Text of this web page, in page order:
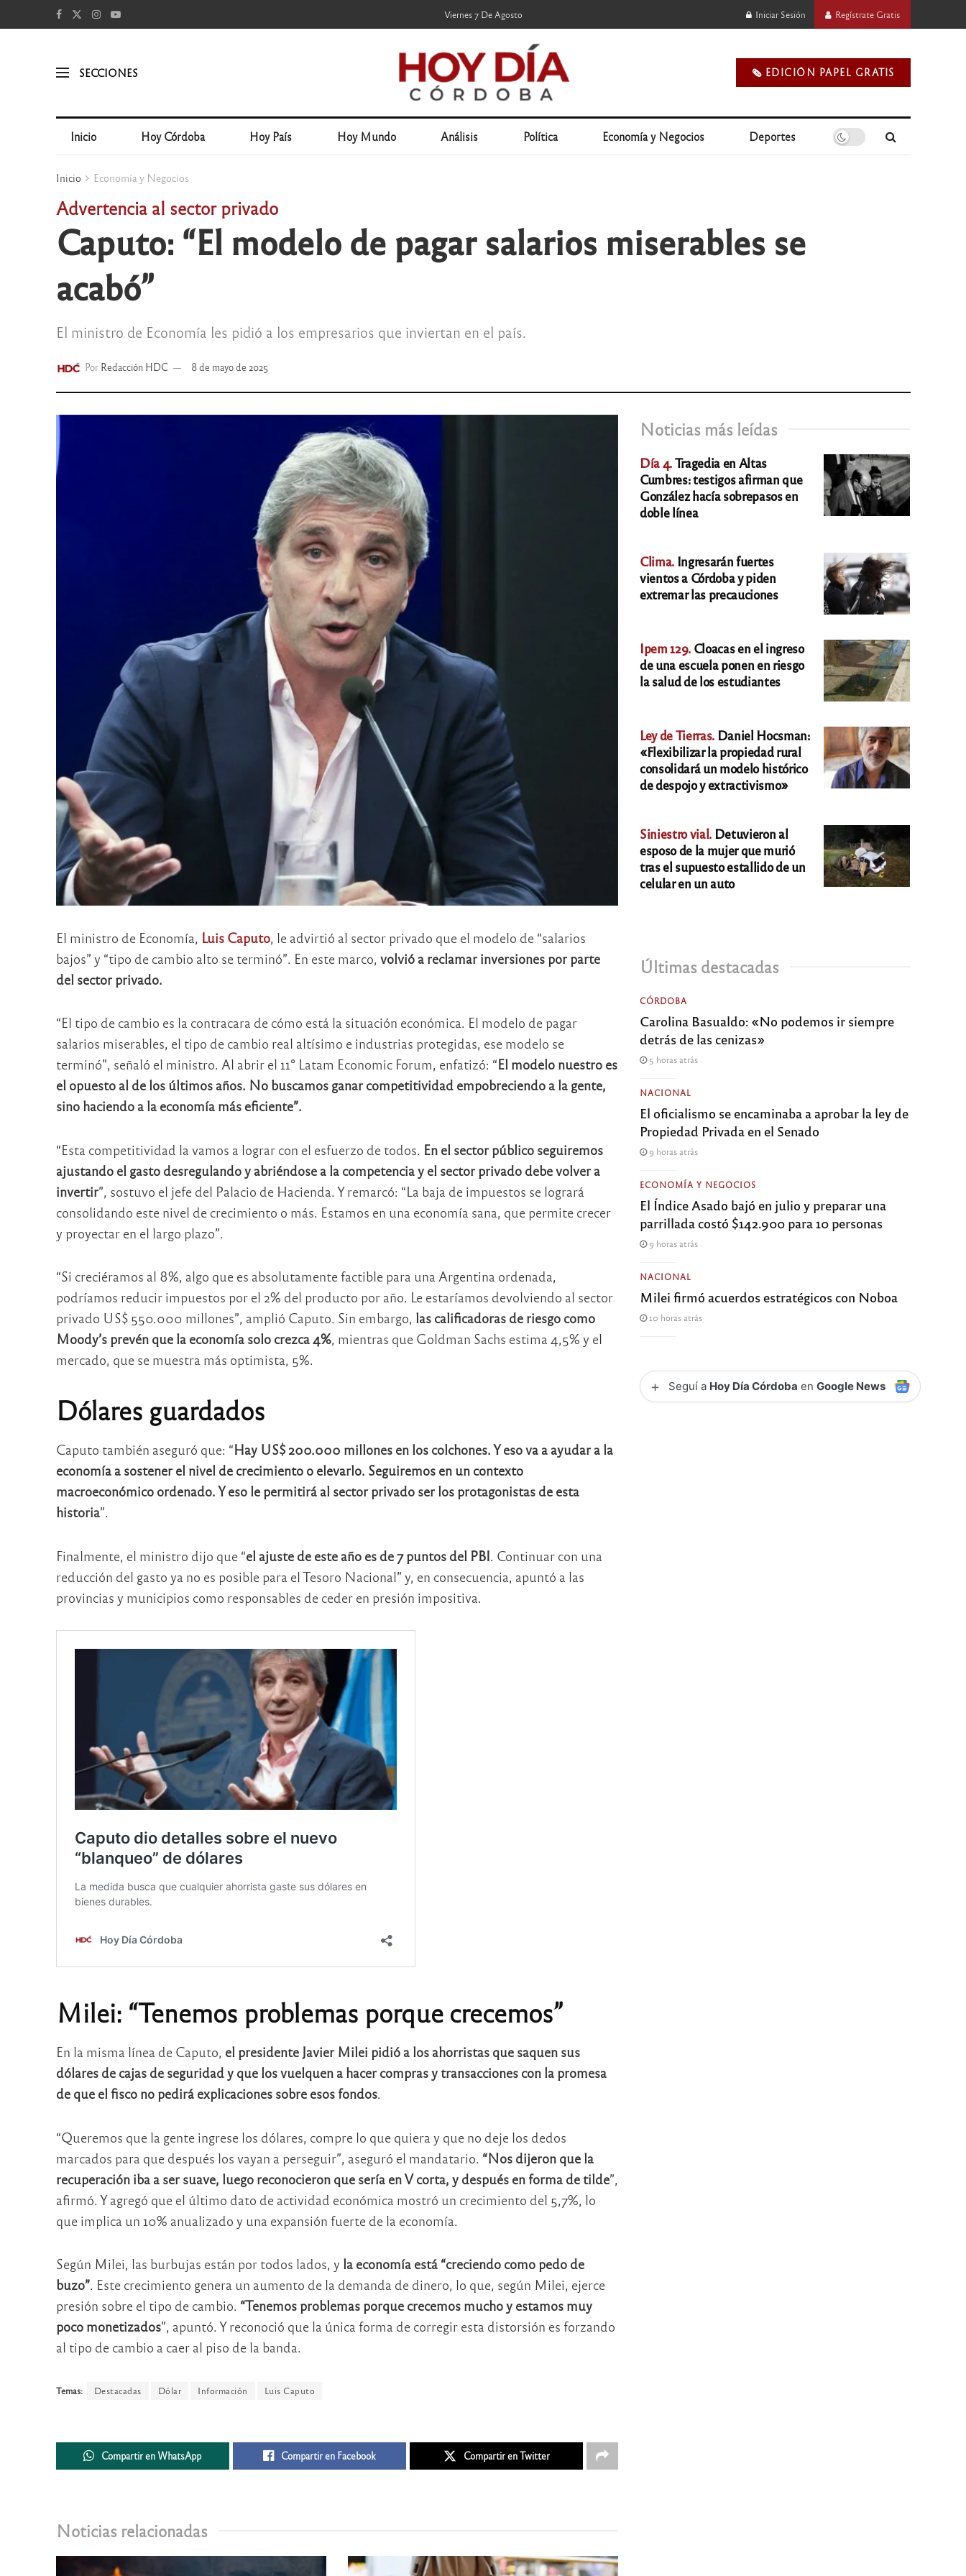
Viernes 7 De Agosto Iniciar Sesión Regístrate Gratis
SECCIONES 🗞️ EDICIÓN PAPEL GRATIS
Inicio Hoy Córdoba Hoy País Hoy Mundo Análisis Política Economía y Negocios Deportes
Inicio Economía y Negocios
Advertencia al sector privado
Caputo: “El modelo de pagar salarios miserables se
acabó”
El ministro de Economía les pidió a los empresarios que inviertan en el país.
Por Redacción HDC 8 de mayo de 2025
El ministro de Economía, Luis Caputo, le advirtió al sector privado que el modelo de “salarios
bajos” y “tipo de cambio alto se terminó”. En este marco, volvió a reclamar inversiones por parte
del sector privado.
“El tipo de cambio es la contracara de cómo está la situación económica. El modelo de pagar
salarios miserables, el tipo de cambio real altísimo e industrias protegidas, ese modelo se
terminó”, señaló el ministro. Al abrir el 11° Latam Economic Forum, enfatizó: “El modelo nuestro es
el opuesto al de los últimos años. No buscamos ganar competitividad empobreciendo a la gente,
sino haciendo a la economía más eficiente”.
“Esta competitividad la vamos a lograr con el esfuerzo de todos. En el sector público seguiremos
ajustando el gasto desregulando y abriéndose a la competencia y el sector privado debe volver a
invertir”, sostuvo el jefe del Palacio de Hacienda. Y remarcó: “La baja de impuestos se logrará
consolidando este nivel de crecimiento o más. Estamos en una economía sana, que permite crecer
y proyectar en el largo plazo”.
“Si creciéramos al 8%, algo que es absolutamente factible para una Argentina ordenada,
podríamos reducir impuestos por el 2% del producto por año. Le estaríamos devolviendo al sector
privado US$ 550.000 millones”, amplió Caputo. Sin embargo, las calificadoras de riesgo como
Moody’s prevén que la economía solo crezca 4%, mientras que Goldman Sachs estima 4,5% y el
mercado, que se muestra más optimista, 5%.
Dólares guardados
Caputo también aseguró que: “Hay US$ 200.000 millones en los colchones. Y eso va a ayudar a la
economía a sostener el nivel de crecimiento o elevarlo. Seguiremos en un contexto
macroeconómico ordenado. Y eso le permitirá al sector privado ser los protagonistas de esta
historia”.
Finalmente, el ministro dijo que “el ajuste de este año es de 7 puntos del PBI. Continuar con una
reducción del gasto ya no es posible para el Tesoro Nacional” y, en consecuencia, apuntó a las
provincias y municipios como responsables de ceder en presión impositiva.
Milei: “Tenemos problemas porque crecemos”
En la misma línea de Caputo, el presidente Javier Milei pidió a los ahorristas que saquen sus
dólares de cajas de seguridad y que los vuelquen a hacer compras y transacciones con la promesa
de que el fisco no pedirá explicaciones sobre esos fondos.
“Queremos que la gente ingrese los dólares, compre lo que quiera y que no deje los dedos
marcados para que después los vayan a perseguir”, aseguró el mandatario. “Nos dijeron que la
recuperación iba a ser suave, luego reconocieron que sería en V corta, y después en forma de tilde”,
afirmó. Y agregó que el último dato de actividad económica mostró un crecimiento del 5,7%, lo
que implica un 10% anualizado y una expansión fuerte de la economía.
Según Milei, las burbujas están por todos lados, y la economía está “creciendo como pedo de
buzo”. Este crecimiento genera un aumento de la demanda de dinero, lo que, según Milei, ejerce
presión sobre el tipo de cambio. “Tenemos problemas porque crecemos mucho y estamos muy
poco monetizados”, apuntó. Y reconoció que la única forma de corregir esta distorsión es forzando
al tipo de cambio a caer al piso de la banda.
Temas: Destacadas Dólar Información Luis Caputo
Compartir en WhatsApp Compartir en Facebook Compartir en Twitter
Noticias relacionadas
Noticias más leídas
Día 4.Tragedia en Altas
Cumbres: testigos afirman que
González hacía sobrepasos en
doble línea
Clima. Ingresarán fuertes
vientos a Córdoba y piden
extremar las precauciones
Ipem 129. Cloacas en el ingreso
de una escuela ponen en riesgo
la salud de los estudiantes
Ley de Tierras. Daniel Hocsman:
«Flexibilizar la propiedad rural
consolidará un modelo histórico
de despojo y extractivismo»
Siniestro vial. Detuvieron al
esposo de la mujer que murió
tras el supuesto estallido de un
celular en un auto
Últimas destacadas
CÓRDOBA
Carolina Basualdo: «No podemos ir siempre
detrás de las cenizas»
5 horas atrás
NACIONAL
El oficialismo se encaminaba a aprobar la ley de
Propiedad Privada en el Senado
9 horas atrás
ECONOMÍA Y NEGOCIOS
El Índice Asado bajó en julio y preparar una
parrillada costó $142.900 para 10 personas
9 horas atrás
NACIONAL
Milei firmó acuerdos estratégicos con Noboa
10 horas atrás
+ Seguí a Hoy Día Córdoba enGoogle News